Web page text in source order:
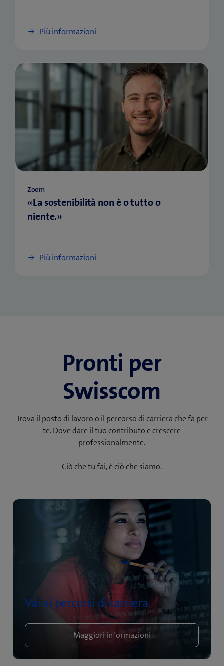
Più informazioni
Zoom
«La sostenibilità non è o tutto o
niente.»
Più informazioni
Pronti per
Swisscom
Trova il posto di lavoro o il percorso di carriera che fa per
te. Dove dare il tuo contributo e crescere
professionalmente.
Ciò che tu fai, è ciò che siamo.
Vai ai percorsi di carriera
Maggiori informazioni